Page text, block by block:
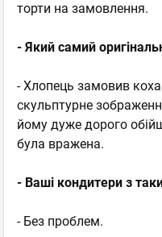
торти на замовлення.
- Який самий
- Хлопець замовив
скульптурне
йому дуже дорого
була вражена.
- Ваші кондитери з
- Без проблем.